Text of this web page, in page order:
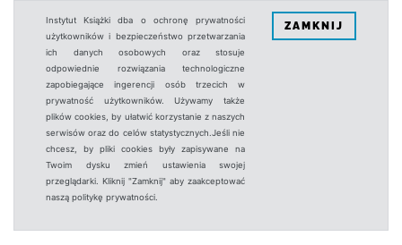
Instytut Książki dba o ochronę prywatności
użytkowników i bezpieczeństwo przetwarzania
ich danych osobowych oraz stosuje
odpowiednie rozwiązania technologiczne
zapobiegające ingerencji osób trzecich w
prywatność użytkowników. Używamy także
plików cookies, by ułatwić korzystanie z naszych
serwisów oraz do celów statystycznych.Jeśli nie
chcesz, by pliki cookies były zapisywane na
Twoim dysku zmień ustawienia swojej
przeglądarki. Kliknij "Zamknij" aby zaakceptować
naszą politykę prywatności.
ZAMKNIJ